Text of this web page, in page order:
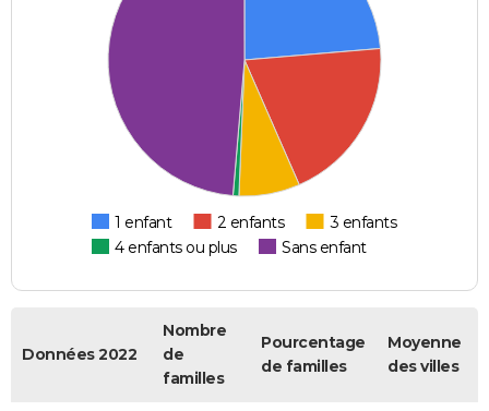
1 enfant 2 enfants
3 enfants
4 enfants ou plus
Sans enfant
Données 2022
Nombre
de
familles
Pourcentage
de familles
Moyenne
des villes